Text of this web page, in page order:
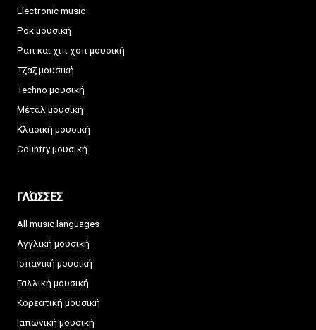
Electronic music
Ροκ μουσική
Ραπ και χιπ χοπ μουσική
Τζαζ μουσική
Techno μουσική
Μέταλ μουσική
Κλασική μουσική
Country μουσική
ΓΛΏΣΣΕΣ
All music languages
Αγγλική μουσική
Ισπανική μουσική
Γαλλική μουσική
Κορεατική μουσική
Ιαπωνική μουσική